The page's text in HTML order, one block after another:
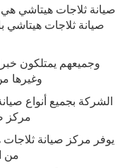
صيانة ثلاجات هيتاشي
صيانة ثلاجات
وجميعهم يمتلكون
وغيرها
الشركة بجميع أنواع
مركز
يوفر مركز صيانة
من